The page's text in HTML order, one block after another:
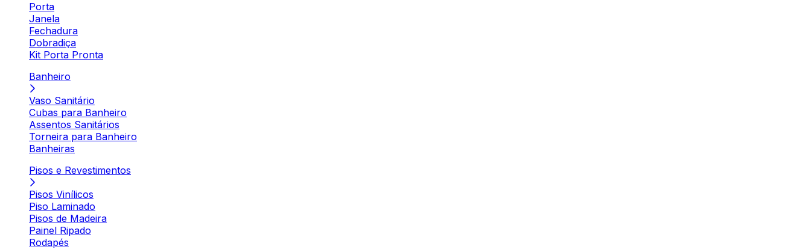
Porta
Janela
Fechadura
Dobradiça
Kit Porta Pronta
Banheiro
Vaso Sanitário
Cubas para Banheiro
Assentos Sanitários
Torneira para Banheiro
Banheiras
Pisos e Revestimentos
Pisos Vinílicos
Piso Laminado
Pisos de Madeira
Painel Ripado
Rodapés